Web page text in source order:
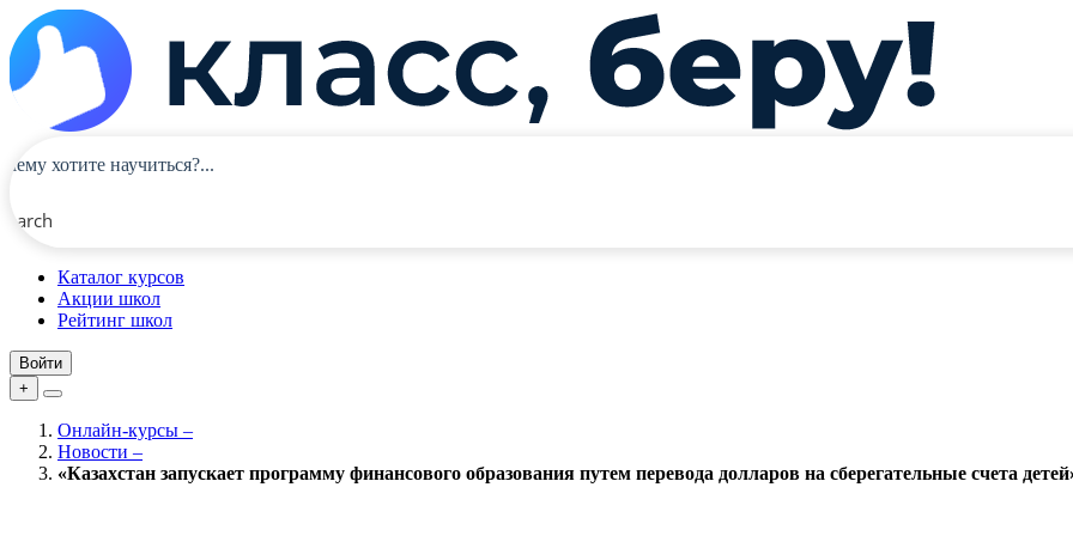
Каталог курсов
Акции школ
Рейтинг школ
Войти
+
Онлайн-курсы –
Новости –
«Казахстан запускает программу финансового образования путем перевода долларов на сберегательные счета